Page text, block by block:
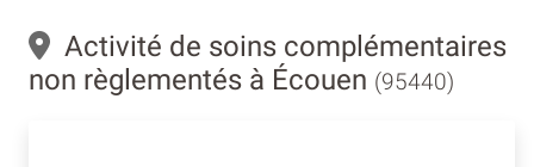
Activité de soins complémentaires
non règlementés à Écouen (95440)